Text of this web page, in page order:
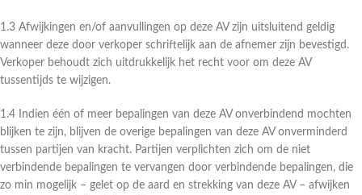
1.3 Afwijkingen en/of aanvullingen op deze AV zijn uitsluitend geldig
wanneer deze door verkoper schriftelijk aan de afnemer zijn bevestigd.
Verkoper behoudt zich uitdrukkelijk het recht voor om deze AV
tussentijds te wijzigen.
1.4 Indien één of meer bepalingen van deze AV onverbindend mochten
blijken te zijn, blijven de overige bepalingen van deze AV onverminderd
tussen partijen van kracht. Partijen verplichten zich om de niet
verbindende bepalingen te vervangen door verbindende bepalingen, die
zo min mogelijk – gelet op de aard en strekking van deze AV – afwijken